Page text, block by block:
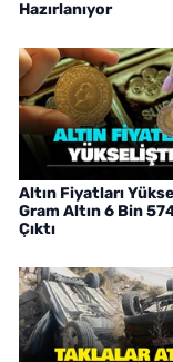
Hazırlanıyor
Altın Fiyatları
Gram Altın 6 Bin
Çıktı